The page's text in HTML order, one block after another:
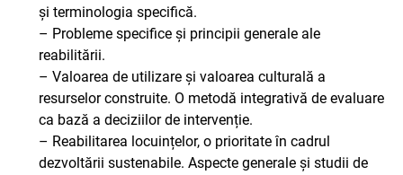
și terminologia specifică.
– Probleme specifice și principii generale ale
reabilitării.
– Valoarea de utilizare și valoarea culturală a
resurselor construite. O metodă integrativă de evaluare
ca bază a deciziilor de intervenție.
– Reabilitarea locuințelor, o prioritate în cadrul
dezvoltării sustenabile. Aspecte generale și studii de